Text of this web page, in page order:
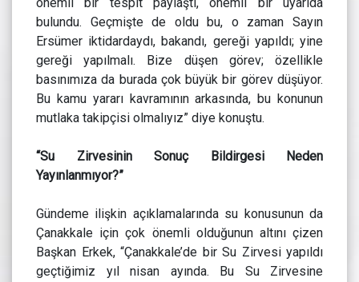
önemli bir tespit paylaştı, önemli bir uyarıda
bulundu. Geçmişte de oldu bu, o zaman Sayın
Ersümer iktidardaydı, bakandı, gereği yapıldı; yine
gereği yapılmalı. Bize düşen görev; özellikle
basınımıza da burada çok büyük bir görev düşüyor.
Bu kamu yararı kavramının arkasında, bu konunun
mutlaka takipçisi olmalıyız” diye konuştu.
“Su Zirvesinin Sonuç Bildirgesi Neden
Yayınlanmıyor?”
Gündeme ilişkin açıklamalarında su konusunun da
Çanakkale için çok önemli olduğunun altını çizen
Başkan Erkek, “Çanakkale’de bir Su Zirvesi yapıldı
geçtiğimiz yıl nisan ayında. Bu Su Zirvesine